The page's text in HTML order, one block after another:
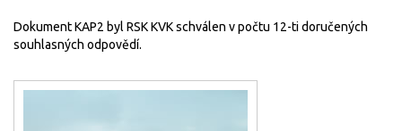
Dokument KAP2 byl RSK KVK schválen v počtu 12-ti doručených
souhlasných odpovědí.